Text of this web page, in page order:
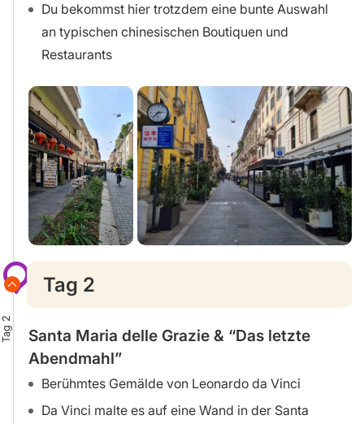
Du bekommst hier trotzdem eine bunte Auswahl
an typischen chinesischen Boutiquen und
Restaurants
Tag 2
Tag 2
Santa Maria delle Grazie & “Das letzte
Abendmahl”
Berühmtes Gemälde von Leonardo da Vinci
Da Vinci malte es auf eine Wand in der Santa